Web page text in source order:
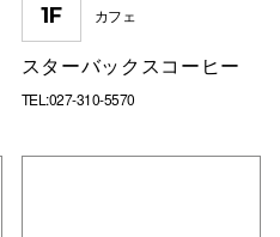
1F カフェ
スターバックスコーヒー
TEL:027-310-5570
那覇オ